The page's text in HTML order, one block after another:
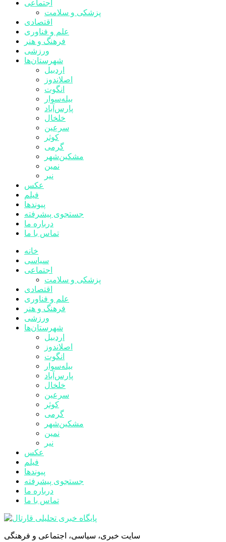
اجتماعی
پزشکی و سلامت
اقتصادی
علم و فناوری
فرهنگ و هنر
ورزشی
شهرستان‌ها
اردبیل
اصلاندوز
انگوت
بیله‌سوار
پارس‌آباد
خلخال
سرعین
کوثر
گرمی
مشکین‌شهر
نمین
نیر
عکس
فیلم
پیوندها
جستجوی پیشرفته
درباره ما
تماس با ما
خانه
سیاسی
اجتماعی
پزشکی و سلامت
اقتصادی
علم و فناوری
فرهنگ و هنر
ورزشی
شهرستان‌ها
اردبیل
اصلاندوز
انگوت
بیله‌سوار
پارس‌آباد
خلخال
سرعین
کوثر
گرمی
مشکین‌شهر
نمین
نیر
عکس
فیلم
پیوندها
جستجوی پیشرفته
درباره ما
تماس با ما
سایت خبری، سیاسی، اجتماعی و فرهنگی